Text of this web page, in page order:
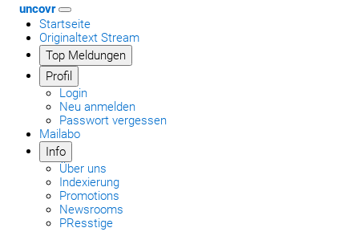
uncovr
Startseite
Originaltext Stream
Top Meldungen
Profil
Login
Neu anmelden
Passwort vergessen
Mailabo
Info
Über uns
Indexierung
Promotions
Newsrooms
PResstige